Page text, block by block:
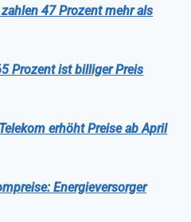
47 Prozent mehr als
Prozent ist billiger Preis
erhöht Preise ab April
Energieversorger